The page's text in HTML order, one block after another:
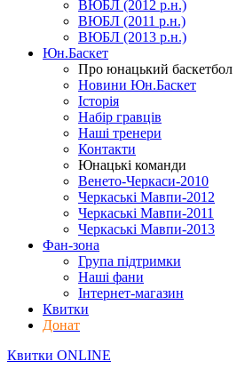
ВЮБЛ (2012 р.н.)
ВЮБЛ (2011 р.н.)
ВЮБЛ (2013 р.н.)
Юн.Баскет
Про юнацький баскетбол
Новини Юн.Баскет
Історія
Набір гравців
Наші тренери
Контакти
Юнацькі команди
Венето-Черкаси-2010
Черкаські Мавпи-2012
Черкаські Мавпи-2011
Черкаські Мавпи-2013
Фан-зона
Група підтримки
Наші фани
Інтернет-магазин
Квитки
Донат
Квитки ONLINE